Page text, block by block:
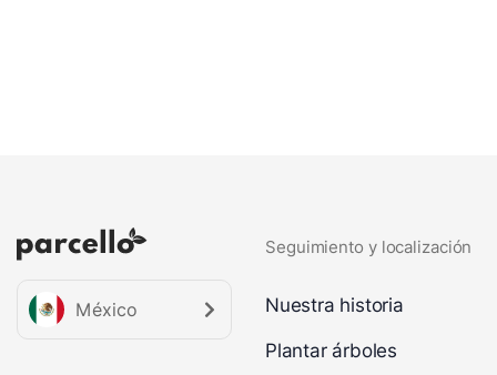
México
Seguimiento y localización
Nuestra historia
Plantar árboles